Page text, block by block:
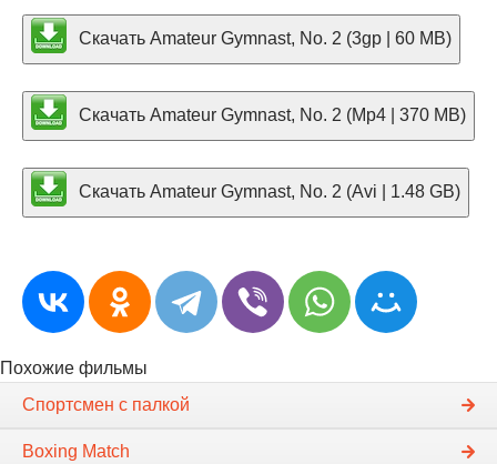
Скачать Amateur Gymnast, No. 2 (3gp | 60 MB)
Скачать Amateur Gymnast, No. 2 (Mp4 | 370 MB)
Скачать Amateur Gymnast, No. 2 (Avi | 1.48 GB)
Похожие фильмы
Спортсмен с палкой
Boxing Match